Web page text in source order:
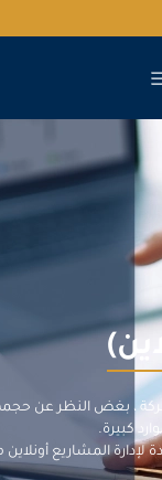
، بغض النظر عن
كبيرة.
لإدارة المشاريع